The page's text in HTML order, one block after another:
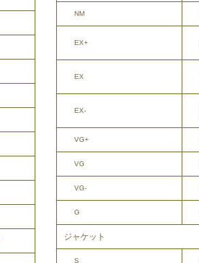
NM
EX+
EX
EX-
VG+
VG
VG-
G
ジャケット
S